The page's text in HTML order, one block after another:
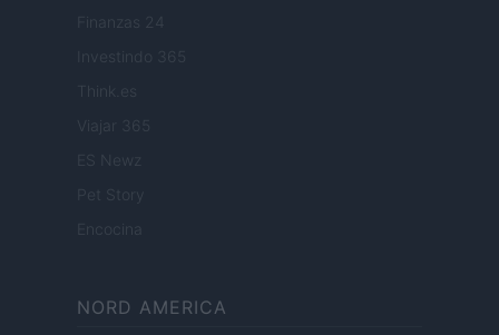
Finanzas 24
Investindo 365
Viajar 365
ES Newz
Pet Story
Encocina
NORD AMERICA